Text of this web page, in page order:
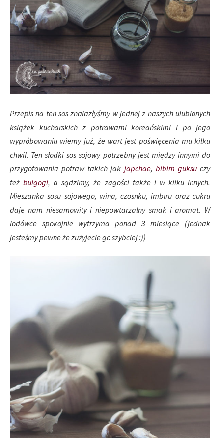
Przepis na ten sos znalazłyśmy w jednej z naszych ulubionych
książek kucharskich z potrawami koreańskimi i po jego
wypróbowaniu wiemy już, że wart jest poświęcenia mu kilku
chwil. Ten słodki sos sojowy potrzebny jest między innymi do
przygotowania potraw takich jak japchae, bibim guksuczy
teżbulgogi, a sądzimy, że zagości także i w kilku innych.
Mieszanka sosu sojowego, wina, czosnku, imbiru oraz cukru
daje nam niesamowity i niepowtarzalny smak i aromat. W
lodówce spokojnie wytrzyma ponad 3 miesiące (jednak
jesteśmy pewne że zużyjecie go szybciej :))